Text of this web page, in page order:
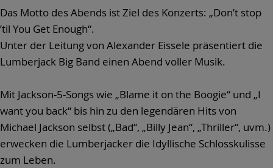
Das Motto des Abends ist Ziel des Konzerts: „Don’t stop
’til You Get Enough“.
Unter der Leitung von Alexander Eissele präsentiert die
Lumberjack Big Band einen Abend voller Musik.
Mit Jackson-5-Songs wie „Blame it on the Boogie“ und „I
want you back“ bis hin zu den legendären Hits von
Michael Jackson selbst („Bad“, „Billy Jean“, „Thriller“, uvm.)
erwecken die Lumberjacker die Idyllische Schlosskulisse
zum Leben.